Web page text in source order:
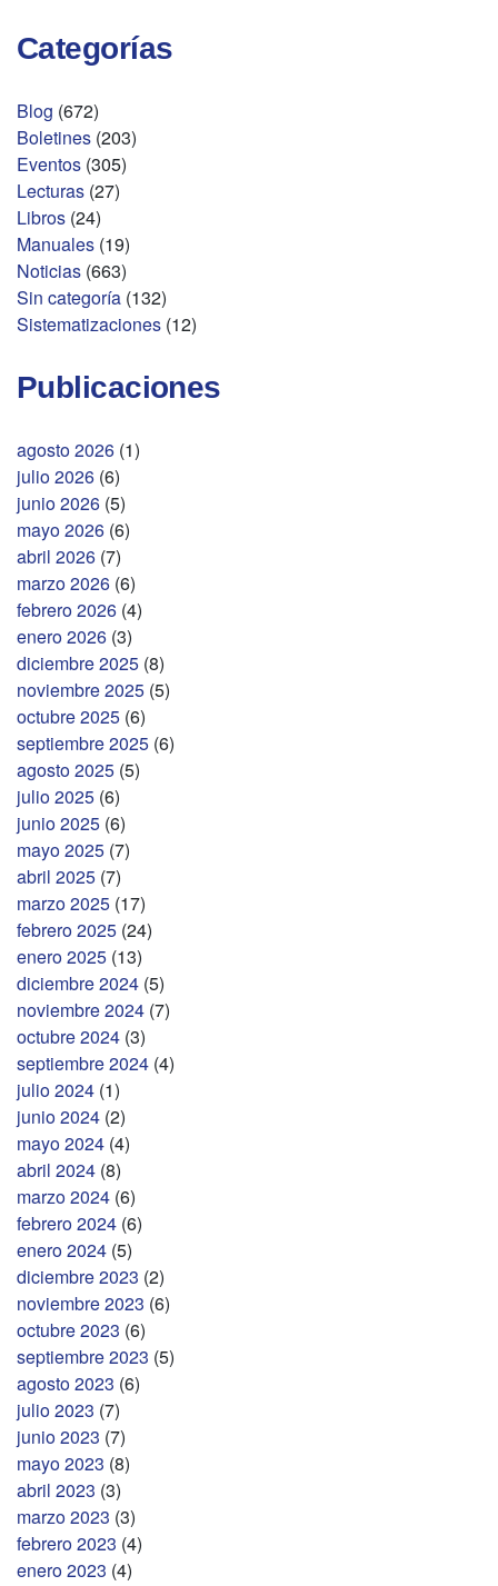
Categorías
Blog (672)
Boletines (203)
Eventos (305)
Lecturas (27)
Libros (24)
Manuales (19)
Noticias (663)
Sin categoría (132)
Sistematizaciones (12)
Publicaciones
agosto 2026 (1)
julio 2026 (6)
junio 2026 (5)
mayo 2026 (6)
abril 2026 (7)
marzo 2026 (6)
febrero 2026 (4)
enero 2026 (3)
diciembre 2025 (8)
noviembre 2025 (5)
octubre 2025 (6)
septiembre 2025 (6)
agosto 2025 (5)
julio 2025 (6)
junio 2025 (6)
mayo 2025 (7)
abril 2025 (7)
marzo 2025 (17)
febrero 2025 (24)
enero 2025 (13)
diciembre 2024 (5)
noviembre 2024 (7)
octubre 2024 (3)
septiembre 2024 (4)
julio 2024 (1)
junio 2024 (2)
mayo 2024 (4)
abril 2024 (8)
marzo 2024 (6)
febrero 2024 (6)
enero 2024 (5)
diciembre 2023 (2)
noviembre 2023 (6)
octubre 2023 (6)
septiembre 2023 (5)
agosto 2023 (6)
julio 2023 (7)
junio 2023 (7)
mayo 2023 (8)
abril 2023 (3)
marzo 2023 (3)
febrero 2023 (4)
enero 2023 (4)